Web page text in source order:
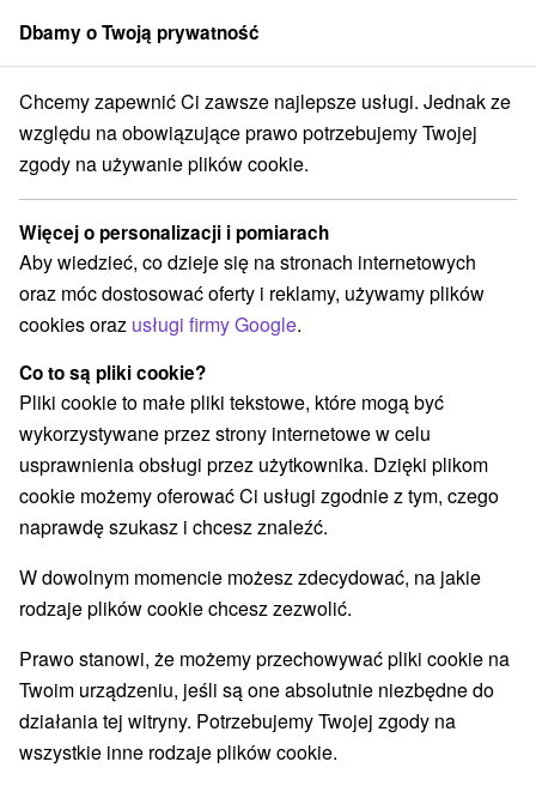
członek grupySorger
Slovensko Žilinský kraj Jasná Park linowy Tarzánia Jasná
Park linowy Tarzánia Jasná
Wyświetl stronę internetową Przejdź do
+421 907 585 007 info@tarzania.sk
Facebook
Opinii Google
031 01 Demänovská DolinaGPS:
N +48° 58' 25.26''
E +19° 35' 49.94''
Dbamy o Twoją prywatność
Chcemy zapewnić Ci zawsze najlepsze usługi. Jednak ze
względu na obowiązujące prawo potrzebujemy Twojej
zgody na używanie plików cookie.
Więcej o personalizacji i pomiarach
Aby wiedzieć, co dzieje się na stronach internetowych
oraz móc dostosować oferty i reklamy, używamy plików
cookies oraz usługi firmy Google.
Co to są pliki cookie?
Pliki cookie to małe pliki tekstowe, które mogą być
wykorzystywane przez strony internetowe w celu
usprawnienia obsługi przez użytkownika. Dzięki plikom
cookie możemy oferować Ci usługi zgodnie z tym, czego
naprawdę szukasz i chcesz znaleźć.
W dowolnym momencie możesz zdecydować, na jakie
rodzaje plików cookie chcesz zezwolić.
Prawo stanowi, że możemy przechowywać pliki cookie na
Twoim urządzeniu, jeśli są one absolutnie niezbędne do
działania tej witryny. Potrzebujemy Twojej zgody na
wszystkie inne rodzaje plików cookie.